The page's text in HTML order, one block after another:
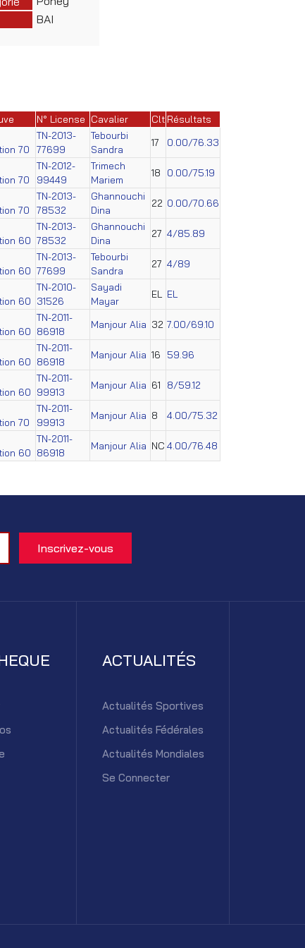
BAI
N° License Cavalier Clt Résultats
70
TN-2013-
77699
Tebourbi
Sandra
17 0.00/76.33
70
TN-2012-
99449
Trimech
Mariem
18 0.00/75.19
70
TN-2013-
78532
Ghannouchi
Dina
22 0.00/70.66
60
TN-2013-
78532
Ghannouchi
Dina
27 4/85.89
60
TN-2013-
77699
Tebourbi
Sandra
27 4/89
60
TN-2010-
31526
Sayadi
Mayar
EL EL
60
TN-2011-
86918
Manjour Alia 32 7.00/69.10
60
TN-2011-
86918
Manjour Alia 16 59.96
60
TN-2011-
99913
Manjour Alia 61 8/59.12
70
TN-2011-
99913
Manjour Alia 8 4.00/75.32
60
TN-2011-
86918
Manjour Alia NC 4.00/76.48
ACTUALITÉS
Actualités Sportives
Actualités Fédérales
Actualités Mondiales
Se Connecter